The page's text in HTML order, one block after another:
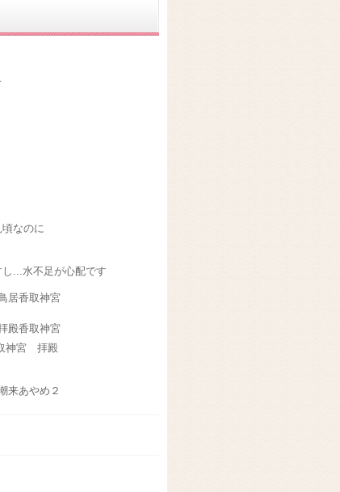
なのに
...水不足が心配です
神宮 拝殿